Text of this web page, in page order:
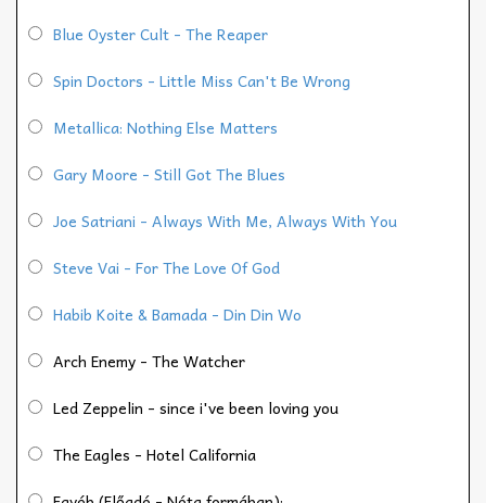
Blue Oyster Cult - The Reaper
Spin Doctors - Little Miss Can't Be Wrong
Metallica: Nothing Else Matters
Gary Moore - Still Got The Blues
Joe Satriani - Always With Me, Always With You
Steve Vai - For The Love Of God
Habib Koite & Bamada - Din Din Wo
Arch Enemy - The Watcher
Led Zeppelin - since i've been loving you
The Eagles - Hotel California